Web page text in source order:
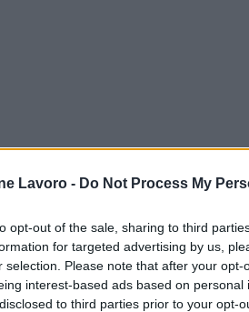
Lavoro - Do Not Process My
opt-out of the sale, sharing to third
for targeted advertising by us,
selection. Please note that after your
interest-based ads based on
to third parties prior to your opt-